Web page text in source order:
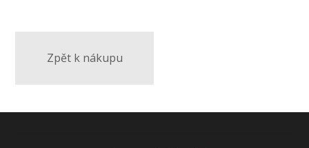
Zpět k nákupu